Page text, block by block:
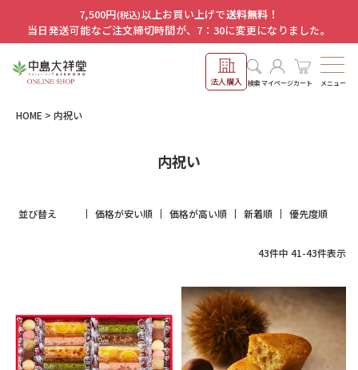
7,500円(税込)以上お買い上げで送料無料！
当日発送可能なご注文締切時間が、7：30に変更になりました。
法人購入 検索マイページカート メニュー
HOME 内祝い
内祝い
並び替え 価格が安い順 価格が高い順 新着順 優先度順
43件中 41-43件表示